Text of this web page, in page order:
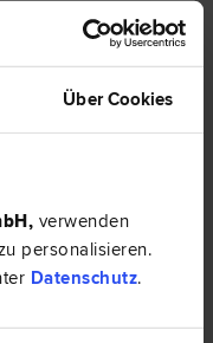
Über Cookies
, verwenden
personalisieren.
Datenschutz.